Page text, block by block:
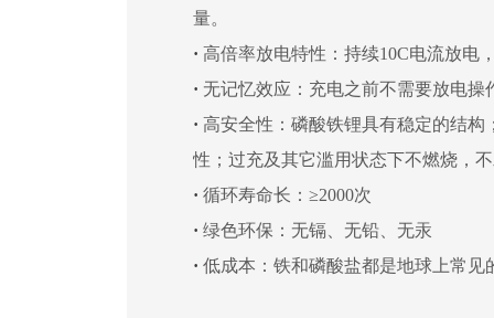
量。
· 高倍率放电特性：持续10C电流放电
· 无记忆效应：充电之前不需要放电操
· 高安全性：磷酸铁锂具有稳定的结构
性；过充及其它滥用状态下不燃烧，
· 循环寿命长：≥2000次
· 绿色环保：无镉、无铅、无汞
· 低成本：铁和磷酸盐都是地球上常见